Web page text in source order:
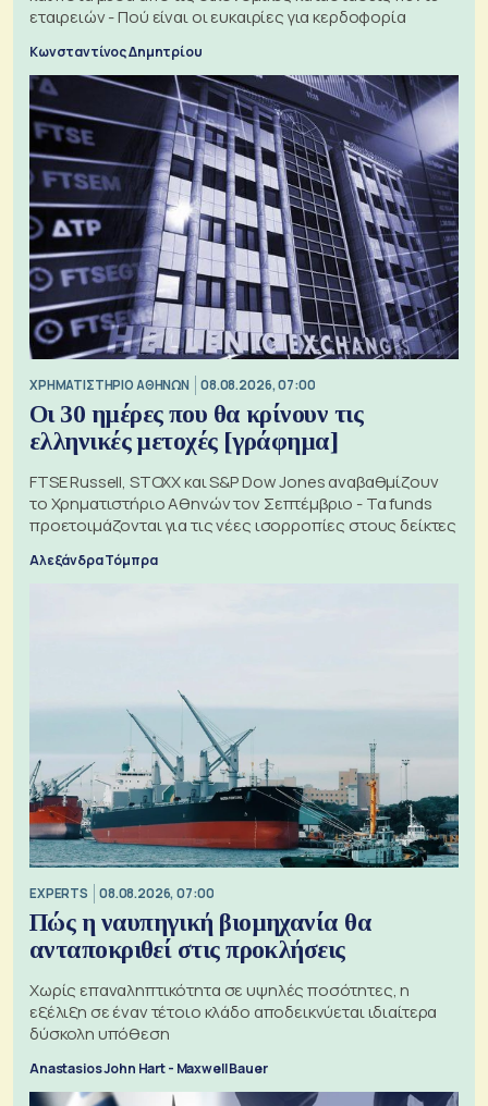
εταιρειών - Πού είναι οι ευκαιρίες για κερδοφορία
Κωνσταντίνος Δημητρίου
XΡΗΜΑΤΙΣΤΗΡΙΟ ΑΘΗΝΩΝ 08.08.2026, 07:00
Οι 30 ημέρες που θα κρίνουν τις
ελληνικές μετοχές [γράφημα]
FTSE Russell, STOXX και S&P Dow Jones αναβαθμίζουν
το Χρηματιστήριο Αθηνών τον Σεπτέμβριο - Τα funds
προετοιμάζονται για τις νέες ισορροπίες στους δείκτες
Αλεξάνδρα Τόμπρα
EXPERTS 08.08.2026, 07:00
Πώς η ναυπηγική βιομηχανία θα
ανταποκριθεί στις προκλήσεις
Χωρίς επαναληπτικότητα σε υψηλές ποσότητες, η
εξέλιξη σε έναν τέτοιο κλάδο αποδεικνύεται ιδιαίτερα
δύσκολη υπόθεση
Anastasios John Hart - Maxwell Bauer